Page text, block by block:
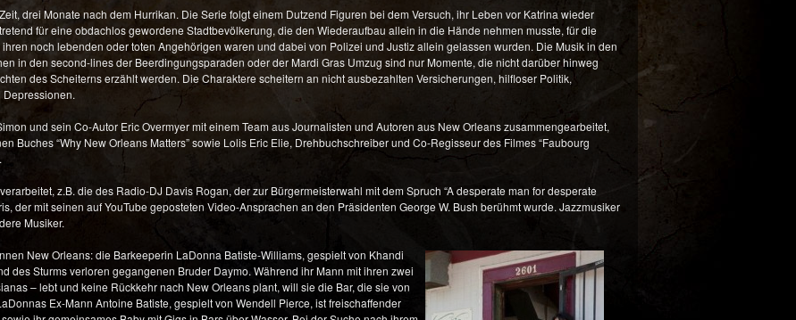
drei Monate nach dem Hurrikan. Die Serie folgt einem Dutzend Figuren bei dem Versuch, ihr Leben vor Katrina wieder
für eine obdachlos gewordene Stadtbevölkerung, die den Wiederaufbau allein in die Hände nehmen musste, für die
noch lebenden oder toten Angehörigen waren und dabei von Polizei und Justiz allein gelassen wurden. Die Musik in den
in den second-lines der Beerdingungsparaden oder der Mardi Gras Umzug sind nur Momente, die nicht darüber hinweg
des Scheiterns erzählt werden. Die Charaktere scheitern an nicht ausbezahlten Versicherungen, hilfloser Politik,
und sein Co-Autor Eric Overmyer mit einem Team aus Journalisten und Autoren aus New Orleans zusammengearbeitet,
Buches “Why New Orleans Matters” sowie Lolis Eric Elie, Drehbuchschreiber und Co-Regisseur des Filmes “Faubourg
z.B. die des Radio-DJ Davis Rogan, der zur Bürgermeisterwahl mit dem Spruch “A desperate man for desperate
der mit seinen auf YouTube geposteten Video-Ansprachen an den Präsidenten George W. Bush berühmt wurde. Jazzmusiker
Musiker.
New Orleans: die Barkeeperin LaDonna Batiste-Williams, gespielt von Khandi
des Sturms verloren gegangenen Bruder Daymo. Während ihr Mann mit ihren zwei
– lebt und keine Rückkehr nach New Orleans plant, will sie die Bar, die sie von
Ex-Mann Antoine Batiste, gespielt von Wendell Pierce, ist freischaffender